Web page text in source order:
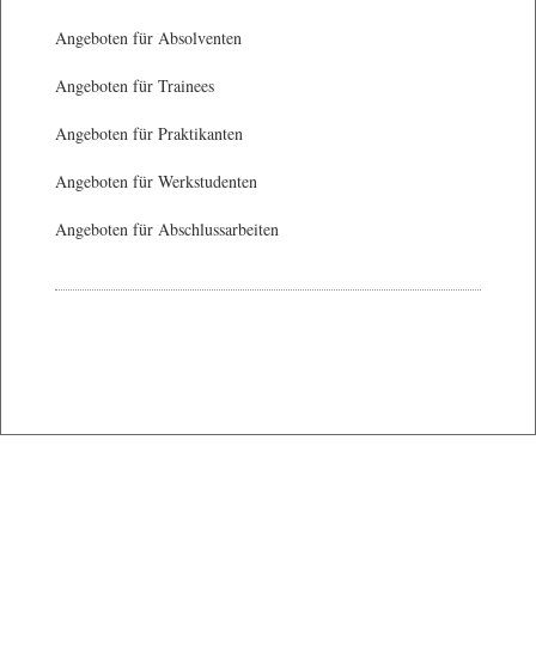
Angeboten für Absolventen
Angeboten für Trainees
Angeboten für Praktikanten
Angeboten für Werkstudenten
Angeboten für Abschlussarbeiten